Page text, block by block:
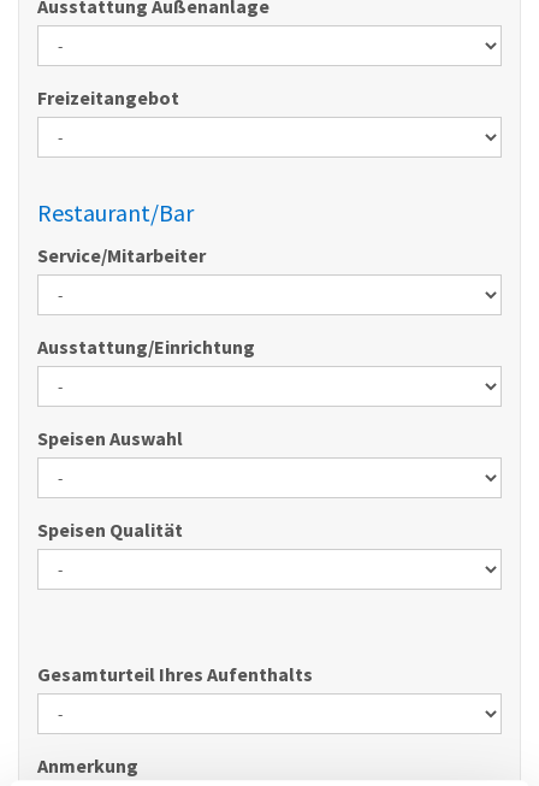
Ausstattung Außenanlage
Freizeitangebot
Restaurant/Bar
Service/Mitarbeiter
Ausstattung/Einrichtung
Speisen Auswahl
Speisen Qualität
Gesamturteil Ihres Aufenthalts
Anmerkung